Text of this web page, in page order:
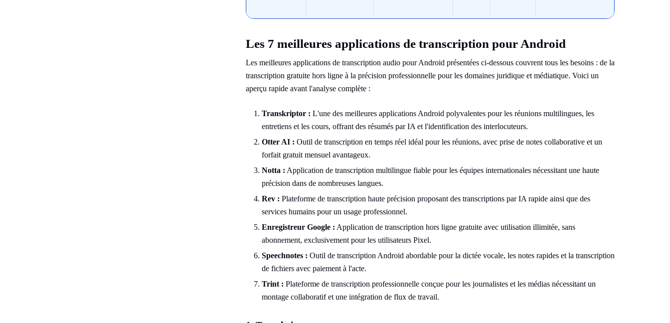
Les 7 meilleures applications de transcription pour Android
Les meilleures applications de transcription audio pour Android présentées ci-dessous couvrent tous les besoins : de la
transcription gratuite hors ligne à la précision professionnelle pour les domaines juridique et médiatique. Voici un
aperçu rapide avant l'analyse complète :
Transkriptor : L'une des meilleures applications Android polyvalentes pour les réunions multilingues, les
entretiens et les cours, offrant des résumés par IA et l'identification des interlocuteurs.
Otter AI : Outil de transcription en temps réel idéal pour les réunions, avec prise de notes collaborative et un
forfait gratuit mensuel avantageux.
Notta : Application de transcription multilingue fiable pour les équipes internationales nécessitant une haute
précision dans de nombreuses langues.
Rev : Plateforme de transcription haute précision proposant des transcriptions par IA rapide ainsi que des
services humains pour un usage professionnel.
Enregistreur Google : Application de transcription hors ligne gratuite avec utilisation illimitée, sans
abonnement, exclusivement pour les utilisateurs Pixel.
Speechnotes : Outil de transcription Android abordable pour la dictée vocale, les notes rapides et la transcription
de fichiers avec paiement à l'acte.
Trint : Plateforme de transcription professionnelle conçue pour les journalistes et les médias nécessitant un
montage collaboratif et une intégration de flux de travail.